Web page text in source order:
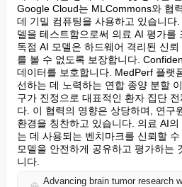
Google Cloud는 MLCommons와 협
데 기밀 컴퓨팅을 사용하고 있습니
델을 테스트함으로써 의료 AI 평가
독점 AI 모델은 하드웨어 격리된 신
를 볼 수 없도록 보장합니다.
데이터를 보호합니다. MedPerf 플랫
선하는 데 노력하는 연합 종양 분할
구가 진정으로 대표적인 환자 집단
다. 이 협력의 영향은 상당하며, 연구
환경을 칭찬하고 있습니다. 의료 AI
는 데 사용되는 벤치마크를 신뢰할
모델을 안전하게 공유하고 평가하는
니다.
Advancing brain tumor research